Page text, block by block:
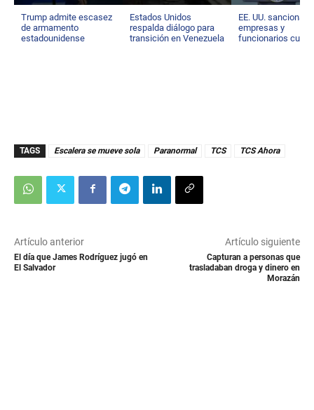
Trump admite escasez
de armamento
estadounidense
Estados Unidos
respalda diálogo para
transición en Venezuela
EE. UU. sanciona a
empresas y
funcionarios
TAGS Escalera se mueve sola Paranormal TCS TCS Ahora
Artículo anterior
El día que James Rodríguez jugó en
El Salvador
Artículo siguiente
Capturan a personas que
trasladaban droga y dinero en
Morazán